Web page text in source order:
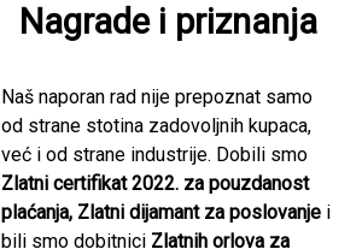
Nagrade i priznanja
Naš naporan rad nije prepoznat samo
od strane stotina zadovoljnih kupaca,
već i od strane industrije. Dobili smo
Zlatni certifikat 2022. za pouzdanost
plaćanja, Zlatni dijamant za poslovanjei
bili smo dobitnici Zlatnih orlova za